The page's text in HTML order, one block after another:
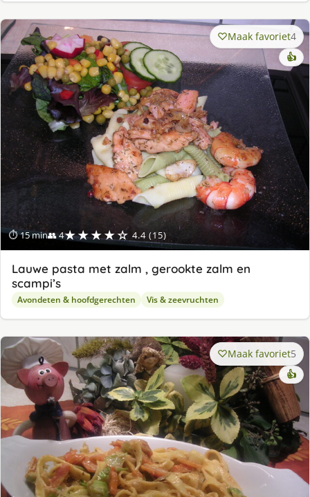
⏱ 15 min👥 4★★★★☆ 4.4 (15)
Maak favoriet4
👍
Lauwe pasta met zalm , gerookte zalm en
scampi’s
Avondeten & hoofdgerechten Vis & zeevruchten
Maak favoriet5
👍